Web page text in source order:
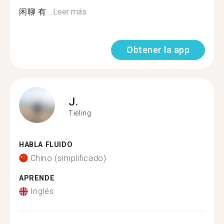
闲聊 有...Leer más
Obtener la app
J.
Tieling
HABLA FLUIDO
Chino (simplificado)
APRENDE
Inglés